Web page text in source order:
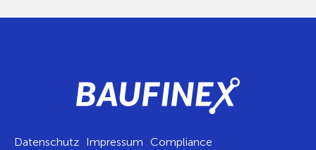
Datenschutz Impressum Compliance